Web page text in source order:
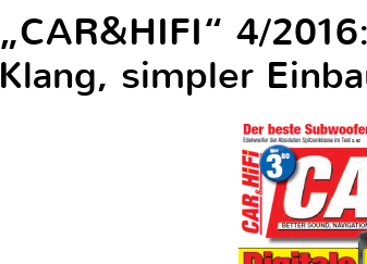
„CAR&HIFI“ 4/
Klang, simpler